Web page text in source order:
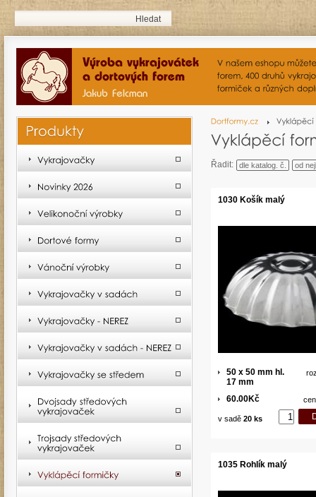
Řadit: dle katalog. č. od
1030 Košík malý
50 x 50 mm hl.
17 mm
60.00Kč
v sadě 20 ks
1035 Rohlík malý